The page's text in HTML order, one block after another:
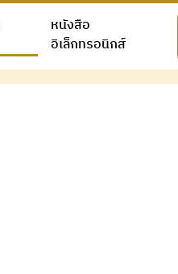
หนังสือ
อิเล็กทรอนิกส์